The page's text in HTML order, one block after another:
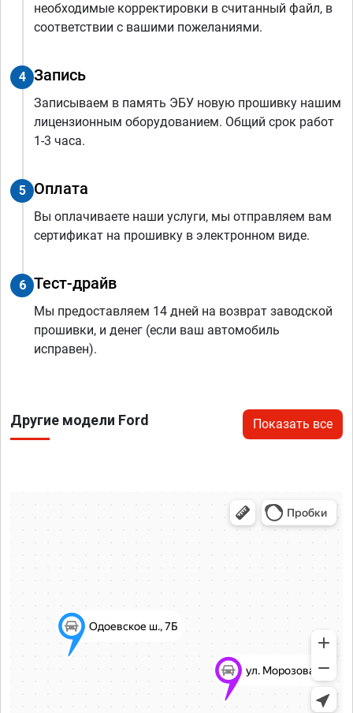
необходимые корректировки в считанный файл, в
соответствии с вашими пожеланиями.
4 Запись
Записываем в память ЭБУ новую прошивку нашим
лицензионным оборудованием. Общий срок работ
1-3 часа.
5 Оплата
Вы оплачиваете наши услуги, мы отправляем вам
сертификат на прошивку в электронном виде.
6 Тест-драйв
Мы предоставляем 14 дней на возврат заводской
прошивки, и денег (если ваш автомобиль
исправен).
Другие модели Ford Показать все